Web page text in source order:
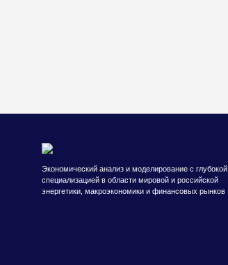
Экономический анализ и моделирование с глубокой
специализацией в области мировой и российской
энергетики, макроэкономики и финансовых рынков